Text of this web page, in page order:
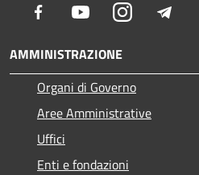
Facebook YoutubeInstagram
AMMINISTRAZIONE
Organi di Governo
Aree Amministrative
Uffici
Enti e fondazioni